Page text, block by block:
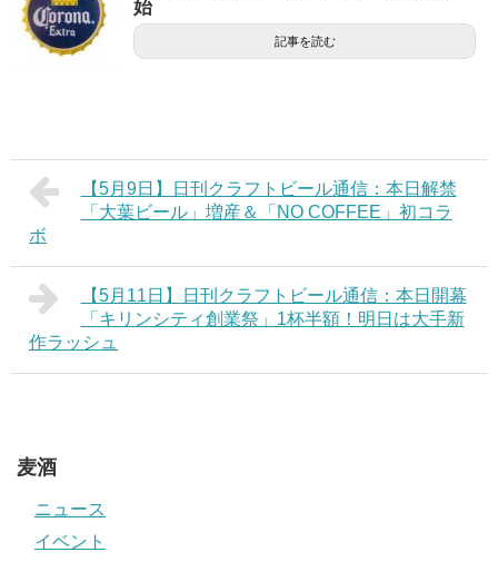
始
記事を読む
【5月9日】日刊クラフトビール通信：本日解禁
「大葉ビール」増産＆「NO COFFEE」初コラ
ボ
【5月11日】日刊クラフトビール通信：本日開幕
「キリンシティ創業祭」1杯半額！明日は大手新
作ラッシュ
麦酒
ニュース
イベント